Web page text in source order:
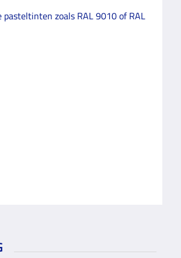
zoals RAL 9010 of RAL